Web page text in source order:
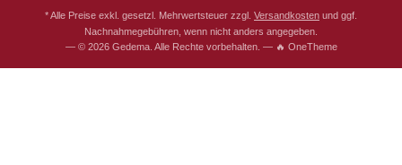
* Alle Preise exkl. gesetzl. Mehrwertsteuer zzgl. Versandkosten und ggf.
Nachnahmegebühren, wenn nicht anders angegeben.
— © 2026 Gedema. Alle Rechte vorbehalten. — 🔥 OneTheme